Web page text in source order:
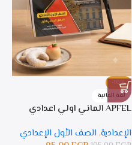
-10%
لغة المانية
APFEL الماني اولي اعدادي
الإعدادية, الصف الأول الإعدادي